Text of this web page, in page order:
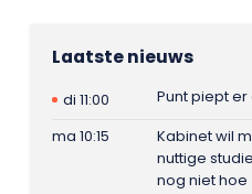
Laatste nieuws
di 11:00
Punt piept
ma 10:15
Kabinet wil
nuttige
nog niet hoe